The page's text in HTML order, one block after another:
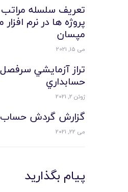
تعريف سلسله مراتب
پروژه ها در نرم
مپسان
می 15, 2021
تراز آزمايشي
حسابداري
ژوئن 2, 2021
گزارش گردش حساب
می 22, 2021
پیام بگذارید